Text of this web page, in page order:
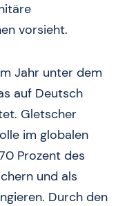
vorsieht.
Jahr unter dem
auf Deutsch
Gletscher
im globalen
Prozent des
und als
Durch den